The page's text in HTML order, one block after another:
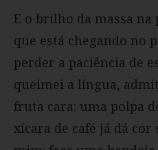
E o brilho da massa na
que está chegando no
perder a paciência de
queimei a língua,
fruta cara: uma polpa
xícara de café já dá